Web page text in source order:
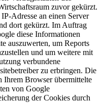
zuvor gekürzt.
Adresse an einen Server
dort gekürzt. Im Auftrag
diese Informationen
auszuwerten, um Reports
und um weitere mit
verbundene
zu erbringen. Die
Ihrem Browser übermittelte
von Google
der Cookies durch